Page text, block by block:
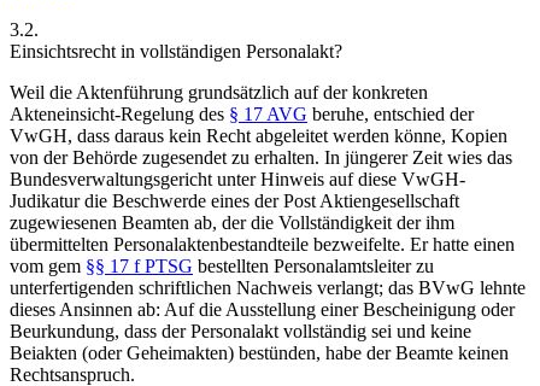
3.2.
Einsichtsrecht in vollständigen Personalakt?
Weil die Aktenführung grundsätzlich auf der konkreten
Akteneinsicht-Regelung des § 17 AVG beruhe, entschied der
VwGH, dass daraus kein Recht abgeleitet werden könne, Kopien
von der Behörde zugesendet zu erhalten. In jüngerer Zeit wies das
Bundesverwaltungsgericht unter Hinweis auf diese VwGH-
Judikatur die Beschwerde eines der Post Aktiengesellschaft
zugewiesenen Beamten ab, der die Vollständigkeit der ihm
übermittelten Personalaktenbestandteile bezweifelte. Er hatte einen
vom gem §§ 17 f PTSG bestellten Personalamtsleiter zu
unterfertigenden schriftlichen Nachweis verlangt; das BVwG lehnte
dieses Ansinnen ab: Auf die Ausstellung einer Bescheinigung oder
Beurkundung, dass der Personalakt vollständig sei und keine
Beiakten (oder Geheimakten) bestünden, habe der Beamte keinen
Rechtsanspruch.